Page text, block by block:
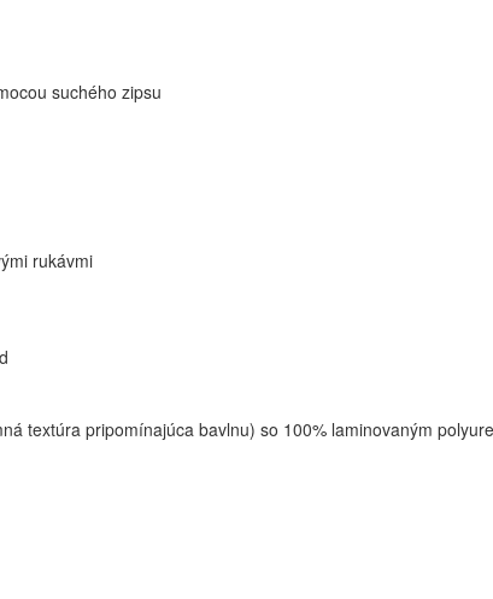
suchého zipsu
rukávmi
textúra pripomínajúca bavlnu) so 100% laminovaným